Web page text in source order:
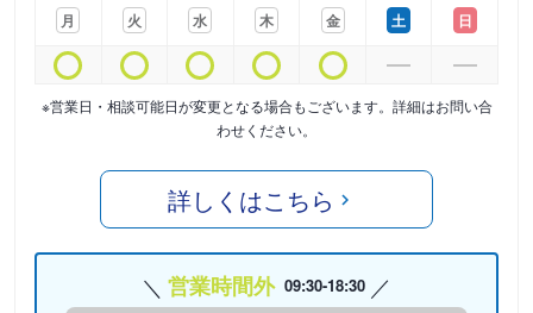
月
火
水
木
金
土
日
※営業日・相談可能日が変更となる場合もございます。詳細はお問い合
わせください。
詳しくはこちら
営業時間外 09:30-18:30